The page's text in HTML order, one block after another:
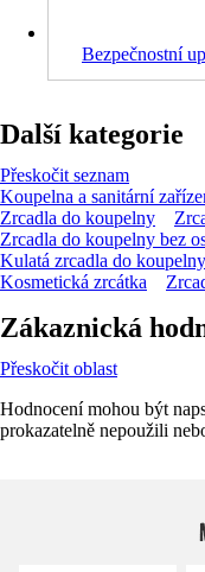
Bezpečnostní
Další kategorie
Přeskočit seznam
Koupelna a sanitární
Zrcadla do koupelny
Zrcadla do koupelny bez
Kulatá zrcadla do koupelny
Kosmetická zrcátka
Zákaznická
Přeskočit oblast
Hodnocení mohou být
prokazatelně nepoužili